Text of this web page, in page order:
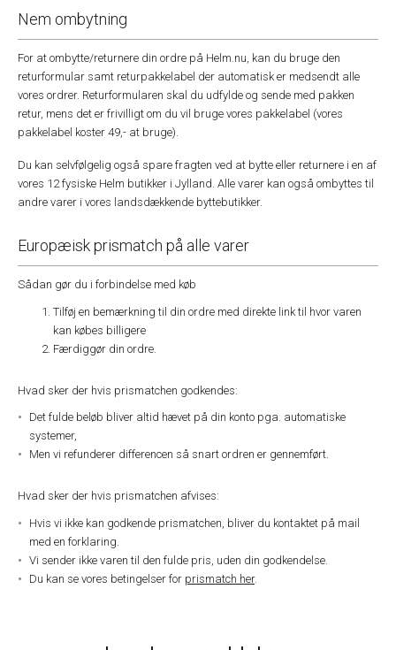
Nem ombytning
For at ombytte/returnere din ordre på Helm.nu, kan du bruge den
returformular samt returpakkelabel der automatisk er medsendt alle
vores ordrer. Returformularen skal du udfylde og sende med pakken
retur, mens det er frivilligt om du vil bruge vores pakkelabel (vores
pakkelabel koster 49,- at bruge).
Du kan selvfølgelig også spare fragten ved at bytte eller returnere i en af
vores 12 fysiske Helm butikker i Jylland. Alle varer kan også ombyttes til
andre varer i vores landsdækkende byttebutikker.
Europæisk prismatch på alle varer
Sådan gør du i forbindelse med køb
Tilføj en bemærkning til din ordre med direkte link til hvor varen
kan købes billigere
Færdiggør din ordre.
Hvad sker der hvis prismatchen godkendes:
Det fulde beløb bliver altid hævet på din konto pga. automatiske
systemer,
Men vi refunderer differencen så snart ordren er gennemført.
Hvad sker der hvis prismatchen afvises:
Hvis vi ikke kan godkende prismatchen, bliver du kontaktet på mail
med en forklaring.
Vi sender ikke varen til den fulde pris, uden din godkendelse.
Du kan se vores betingelser for prismatch her.